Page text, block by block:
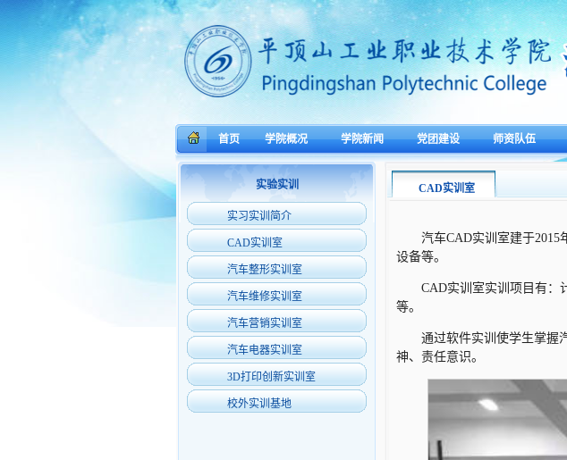
首页 学院概况 学院新闻 党团建设 师资队伍
实验实训
实习实训简介
CAD实训室
汽车整形实训室
汽车维修实训室
汽车营销实训室
汽车电器实训室
3D打印创新实训室
校外实训基地
CAD实训室
汽车CAD实训室建于2015
设备等。
CAD实训室实训项目有：
等。
通过软件实训使学生掌握
神、责任意识。